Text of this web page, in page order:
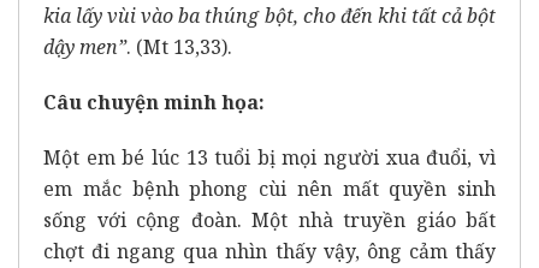
kia lấy vùi vào ba thúng bột, cho đến khi tất cả bột
dậy men”. (Mt 13,33).
Câu chuyện minh họa:
Một em bé lúc 13 tuổi bị mọi người xua đuổi, vì
em mắc bệnh phong cùi nên mất quyền sinh
sống với cộng đoàn. Một nhà truyền giáo bất
chợt đi ngang qua nhìn thấy vậy, ông cảm thấy